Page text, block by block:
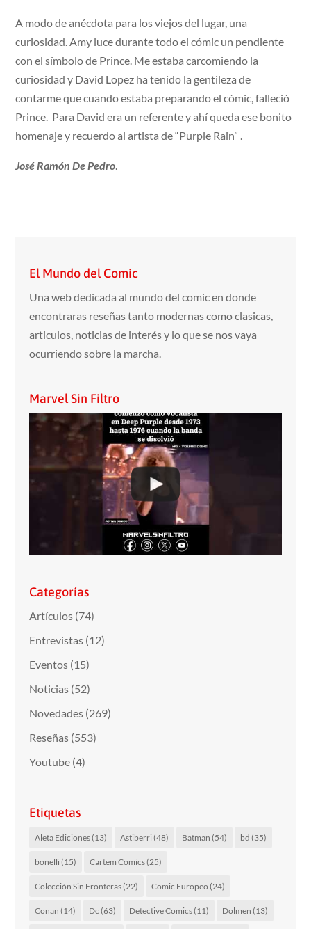
A modo de anécdota para los viejos del lugar, una
curiosidad. Amy luce durante todo el cómic un pendiente
con el símbolo de Prince. Me estaba carcomiendo la
curiosidad y David Lopez ha tenido la gentileza de
contarme que cuando estaba preparando el cómic, falleció
Prince. Para David era un referente y ahí queda ese bonito
homenaje y recuerdo al artista de “Purple Rain” .
José Ramón De Pedro.
El Mundo del Comic
Una web dedicada al mundo del comic en donde
encontraras reseñas tanto modernas como clasicas,
articulos, noticias de interés y lo que se nos vaya
ocurriendo sobre la marcha.
Marvel Sin Filtro
Categorías
Artículos (74)
Entrevistas (12)
Eventos (15)
Noticias (52)
Novedades (269)
Reseñas (553)
Youtube (4)
Etiquetas
Aleta Ediciones(13) Astiberri(48) Batman (54) bd (35)
bonelli(15) Cartem Comics(25)
Colección Sin Fronteras(22) Comic Europeo (24)
Conan (14) Dc (63) Detective Comics(11) Dolmen (13)